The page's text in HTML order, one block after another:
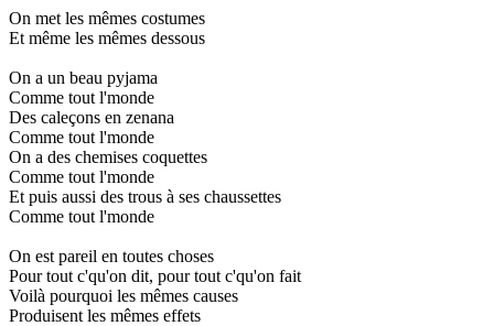
On met les mêmes costumes
Et même les mêmes dessous
On a un beau pyjama
Comme tout l'monde
Des caleçons en zenana
Comme tout l'monde
On a des chemises coquettes
Comme tout l'monde
Et puis aussi des trous à ses chaussettes
Comme tout l'monde
On est pareil en toutes choses
Pour tout c'qu'on dit, pour tout c'qu'on fait
Voilà pourquoi les mêmes causes
Produisent les mêmes effets